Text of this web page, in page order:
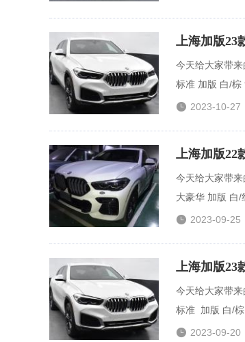
上海加版23
今天给大家带
标准 加版 白/棕
 2023-10-27
上海加版22
今天给大家带
大豪华 加版 白/
 2023-09-25
上海加版23
今天给大家带
标准 加版 白/棕
 2023-09-20